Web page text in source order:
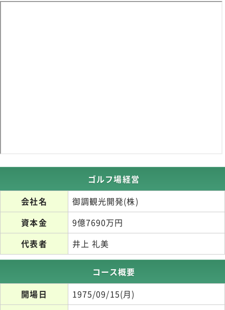
ゴルフ場経営
会社名
御調観光開発(株)
資本金
9億7690万円
代表者
井上 礼美
コース概要
開場日
1975/09/15(月)